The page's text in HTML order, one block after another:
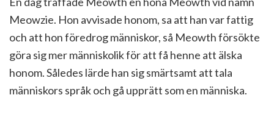
Meowzie. Hon avvisade honom, sa att han var fattig
och att hon föredrog människor, så Meowth försökte
göra sig mer människolik för att få henne att älska
honom. Således lärde han sig smärtsamt att tala
människors språk och gå upprätt som en människa.